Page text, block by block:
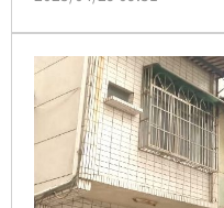
算自住房屋數，另外，
式聰明節稅。(陳韋帆)